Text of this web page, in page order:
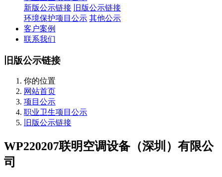
新版公示链接
旧版公示链接
环境保护项目公示 其他公示
客户案例
联系我们
旧版公示链接
你的位置
网站首页
项目公示
职业卫生项目公示
旧版公示链接
WP220207联明空调设备（深圳）有限公
司